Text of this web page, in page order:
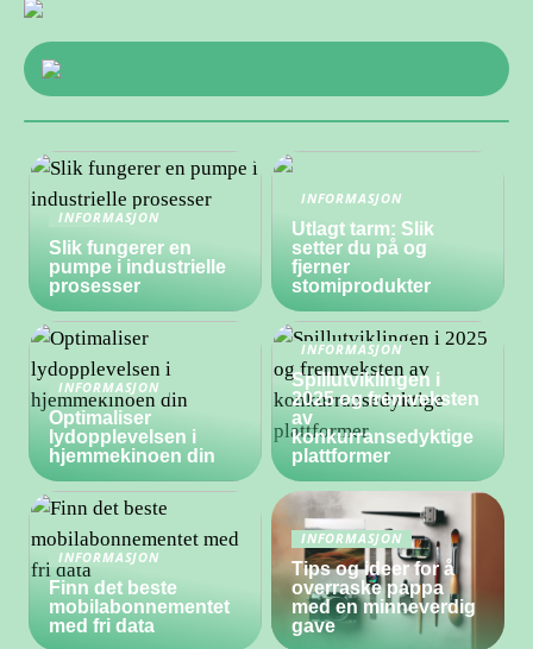
INFORMASJON
Slik fungerer en
pumpe i industrielle
prosesser
INFORMASJON
Utlagt tarm: Slik
setter du på og
fjerner
stomiprodukter
INFORMASJON
Optimaliser
lydopplevelsen i
hjemmekinoen din
INFORMASJON
Spillutviklingen i
2025 og fremveksten
av
konkurransedyktige
plattformer
INFORMASJON
Finn det beste
mobilabonnementet
med fri data
INFORMASJON
Tips og ideer for å
overraske pappa
med en minneverdig
gave